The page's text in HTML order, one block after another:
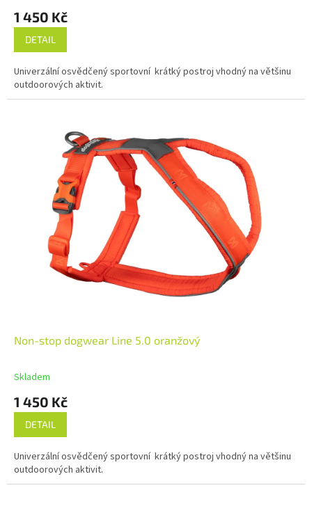
1 450 Kč
DETAIL
Univerzální osvědčený sportovní krátký postroj vhodný na většinu
outdoorových aktivit.
Non-stop dogwear Line 5.0 oranžový
Skladem
1 450 Kč
DETAIL
Univerzální osvědčený sportovní krátký postroj vhodný na většinu
outdoorových aktivit.